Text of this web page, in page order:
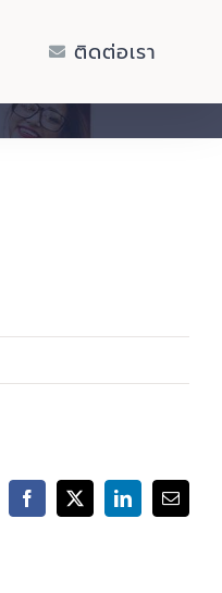
ติดต่อเรา
Facebook
X LinkedInEmail